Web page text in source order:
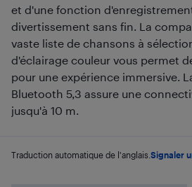
et d'une fonction
divertissement sans fin. La
vaste liste de chansons à
d'éclairage couleur vous permet
pour une expérience immersive.
Bluetooth 5,3 assure une
jusqu'à 10 m.
Traduction automatique de l'anglais. Signaler